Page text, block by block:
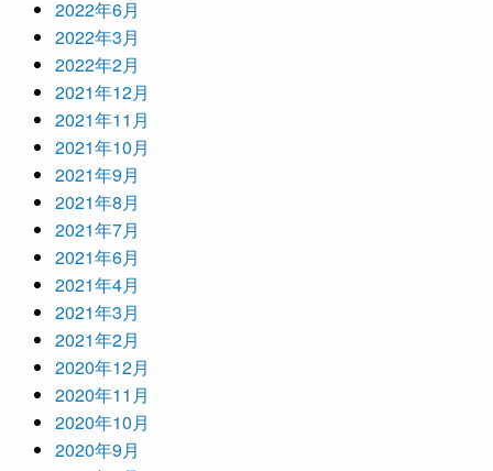
2022年6月
2022年3月
2022年2月
2021年12月
2021年11月
2021年10月
2021年9月
2021年8月
2021年7月
2021年6月
2021年4月
2021年3月
2021年2月
2020年12月
2020年11月
2020年10月
2020年9月